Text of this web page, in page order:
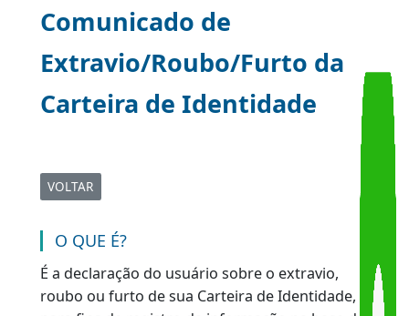
Comunicado de
Carteira de Identidade
VOLTAR |